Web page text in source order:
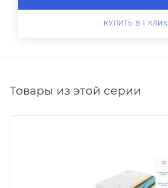
КУПИТЬ В 1 КЛИК
Товары из этой серии